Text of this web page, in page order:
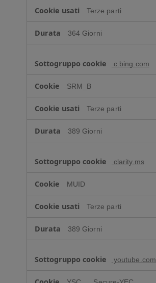
Terze parti
364 Giorni
c.bing.com
SRM_B
Terze parti
389 Giorni
clarity.ms
MUID
Terze parti
389 Giorni
youtube.com